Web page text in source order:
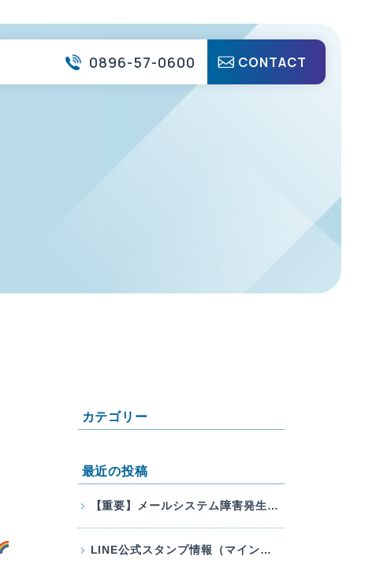
0896-57-0600 CONTACT
カテゴリー
最近の投稿
【重要】メールシステム障害発生のお知らせ
LINE公式スタンプ情報（マインドウェイブ）